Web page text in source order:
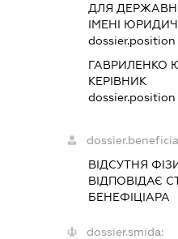
ДЛЯ
ІМЕНІ
dossier.position
ГАВРИЛЕНКО
КЕРІВНИК
dossier.position
ВІДСУТНЯ
ВІДПОВІДАЄ
БЕНЕФІЦІАРА
dossier.smida: